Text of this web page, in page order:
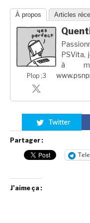
À propos Articles
Plop ;3
PSVita,
à
Partager :
J’aime ça :